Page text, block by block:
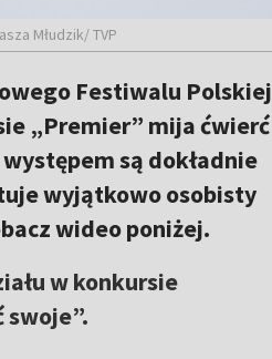
Młudzik/ TVP
Festiwalu Polskiej
„Premier” mija ćwierć
są dokładnie
wyjątkowo osobisty
wideo poniżej.
w konkursie